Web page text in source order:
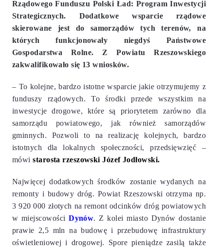
Rządowego Funduszu Polski Ład: Program Inwestycji
Strategicznych. Dodatkowe wsparcie rządowe
skierowane jest do samorządów tych terenów, na
których funkcjonowały niegdyś Państwowe
Gospodarstwa Rolne. Z Powiatu Rzeszowskiego
zakwalifikowało się 13 wniosków.
– To kolejne, bardzo istotne wsparcie jakie otrzymujemy z
funduszy rządowych. To środki przede wszystkim na
inwestycje drogowe, które są priorytetem zarówno dla
samorządu powiatowego, jak również samorządów
gminnych. Pozwoli to na realizację kolejnych, bardzo
istotnych dla lokalnych społeczności, przedsięwzięć –
mówistarosta rzeszowski Józef Jodłowski.
Najwięcej dodatkowych środków zostanie wydanych na
remonty i budowy dróg. Powiat Rzeszowski otrzyma np.
3 920 000 złotych na remont odcinków dróg powiatowych
w miejscowościDynów. Z kolei miasto Dynów dostanie
prawie 2,5 mln na budowę i przebudowę infrastruktury
oświetleniowej i drogowej. Spore pieniądze zasilą także